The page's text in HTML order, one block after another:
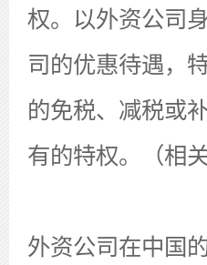
权。以外资公司
司的优惠待遇，
的免税、减税或
有的特权。（相关
外资公司在中国